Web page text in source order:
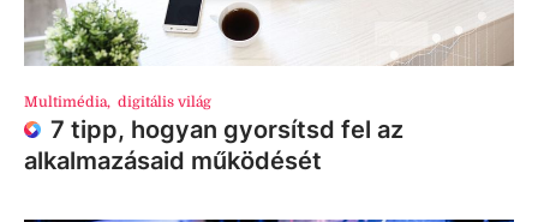
Multimédia, digitális világ
7 tipp, hogyan gyorsítsd fel az
alkalmazásaid működését